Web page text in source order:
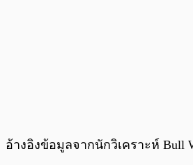
อ้างอิงข้อมูลจากนักวิเคราะห์